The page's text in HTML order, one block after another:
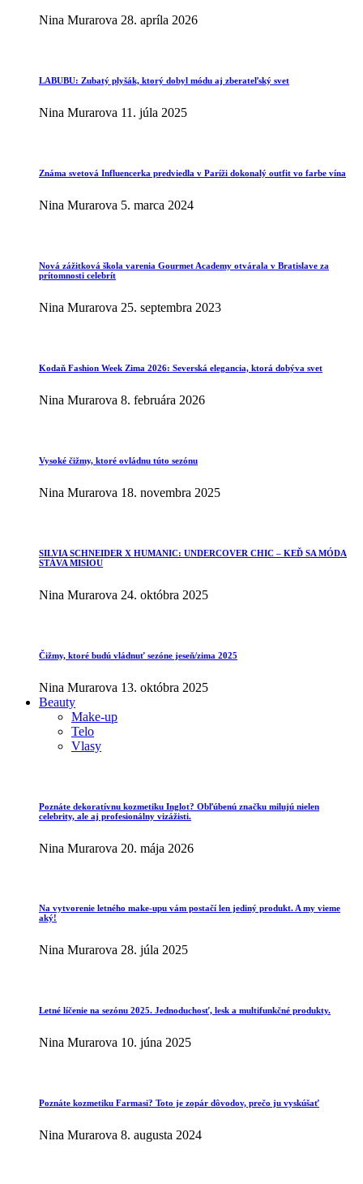
Nina Murarova 28. apríla 2026
LABUBU: Zubatý plyšák, ktorý dobyl módu aj zberateľský svet
Nina Murarova 11. júla 2025
Známa svetová Influencerka predviedla v Paríži dokonalý outfit vo farbe vína
Nina Murarova 5. marca 2024
Nová zážitková škola varenia Gourmet Academy otvárala v Bratislave za
prítomnosti celebrít
Nina Murarova 25. septembra 2023
Kodaň Fashion Week Zima 2026: Severská elegancia, ktorá dobýva svet
Nina Murarova 8. februára 2026
Vysoké čižmy, ktoré ovládnu túto sezónu
Nina Murarova 18. novembra 2025
SILVIA SCHNEIDER X HUMANIC: UNDERCOVER CHIC – KEĎ SA MÓDA
STÁVA MISIOU
Nina Murarova 24. októbra 2025
Čižmy, ktoré budú vládnuť sezóne jeseň/zima 2025
Nina Murarova 13. októbra 2025
Beauty
Make-up
Telo
Vlasy
Poznáte dekoratívnu kozmetiku Inglot? Obľúbenú značku milujú nielen
celebrity, ale aj profesionálny vizážisti.
Nina Murarova 20. mája 2026
Na vytvorenie letného make-upu vám postačí len jediný produkt. A my vieme
aký!
Nina Murarova 28. júla 2025
Letné líčenie na sezónu 2025. Jednoduchosť, lesk a multifunkčné produkty.
Nina Murarova 10. júna 2025
Poznáte kozmetiku Farmasi? Toto je zopár dôvodov, prečo ju vyskúšať
Nina Murarova 8. augusta 2024